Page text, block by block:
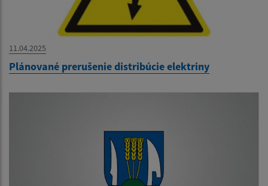
11.04.2025
Plánované prerušenie distribúcie elektriny